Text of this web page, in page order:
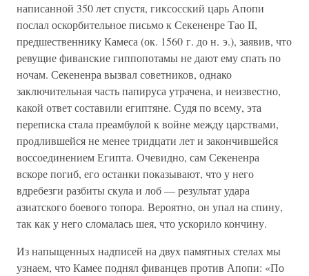
написанной 350 лет спустя, гиксосский царь Апопи
послал оскорбительное письмо к Секененре Тао II,
предшественнику Камеса (ок. 1560 г. до н. э.), заявив, что
ревущие фиванские гиппопотамы не дают ему спать по
ночам. Секененра вызвал советников, однако
заключительная часть папируса утрачена, и неизвестно,
какой ответ составили египтяне. Судя по всему, эта
переписка стала преамбулой к войне между царствами,
продлившейся не менее тридцати лет и закончившейся
воссоединением Египта. Очевидно, сам Секененра
вскоре погиб, его останки показывают, что у него
вдребезги разбиты скула и лоб — результат удара
азиатского боевого топора. Вероятно, он упал на спину,
так как у него сломалась шея, что ускорило кончину.
Из напыщенных надписей на двух памятных стелах мы
узнаем, что Камее поднял фиванцев против Апопи: «По